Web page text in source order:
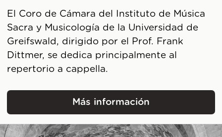
El Coro de Cámara del Instituto de Música
Sacra y Musicología de la Universidad de
Greifswald, dirigido por el Prof. Frank
Dittmer, se dedica principalmente al
repertorio a cappella.
Más información